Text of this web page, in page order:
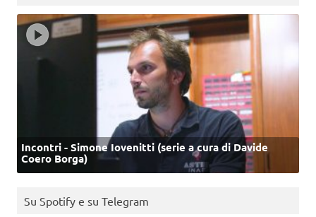
Incontri - Simone Iovenitti (serie a cura di Davide
Coero Borga)
Su Spotify e su Telegram